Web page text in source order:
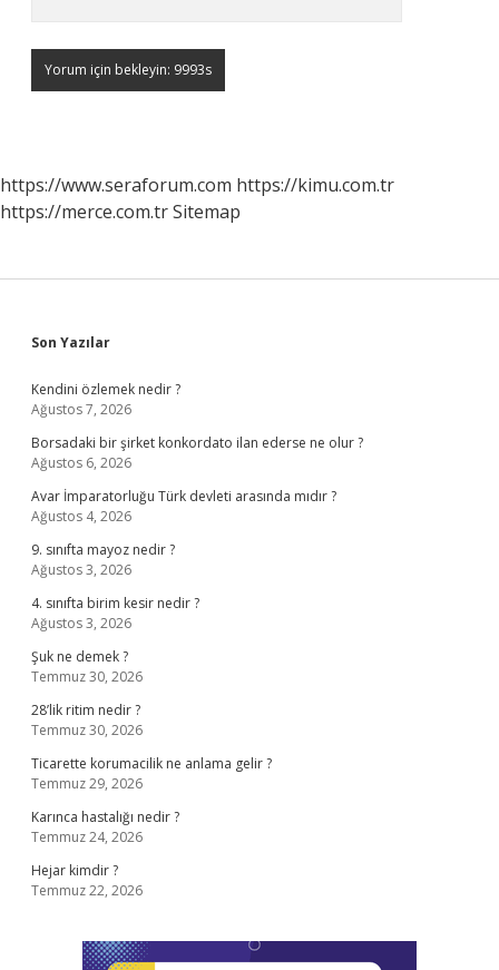
https://www.seraforum.com https://kimu.com.tr
https://merce.com.trSitemap
Sidebar
Son Yazılar
Kendini özlemek nedir ?
Ağustos 7, 2026
Borsadaki bir şirket konkordato ilan ederse ne olur ?
Ağustos 6, 2026
Avar İmparatorluğu Türk devleti arasında mıdır ?
Ağustos 4, 2026
9. sınıfta mayoz nedir ?
Ağustos 3, 2026
4. sınıfta birim kesir nedir ?
Ağustos 3, 2026
Şuk ne demek ?
Temmuz 30, 2026
28’lik ritim nedir ?
Temmuz 30, 2026
Ticarette korumacilik ne anlama gelir ?
Temmuz 29, 2026
Karınca hastalığı nedir ?
Temmuz 24, 2026
Hejar kimdir ?
Temmuz 22, 2026